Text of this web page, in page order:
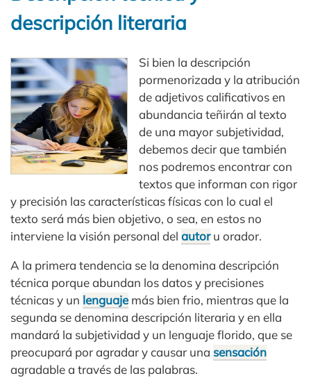
descripción literaria
Si bien la descripción
pormenorizada y la atribución
de adjetivos calificativos en
abundancia teñirán al texto
de una mayor subjetividad,
debemos decir que también
nos podremos encontrar con
textos que informan con rigor
y precisión las características físicas con lo cual el
texto será más bien objetivo, o sea, en estos no
interviene la visión personal del autoru orador.
A la primera tendencia se la denomina descripción
técnica porque abundan los datos y precisiones
técnicas y un lenguajemás bien frio, mientras que la
segunda se denomina descripción literaria y en ella
mandará la subjetividad y un lenguaje florido, que se
preocupará por agradar y causar una sensación
agradable a través de las palabras.